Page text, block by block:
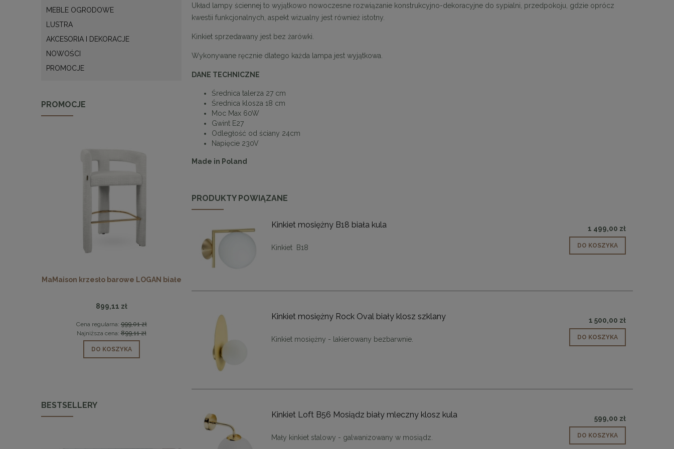
MEBLE OGRODOWE
LUSTRA
AKCESORIA I DEKORACJE
NOWOŚCI
PROMOCJE
PROMOCJE
MaMaison krzesło barowe LOGAN białe
899,11 zł
Cena regularna:999,01 zł
Najniższa cena:899,11 zł
DO KOSZYKA
Cena regularna:
BESTSELLERY
Układ lampy ściennej to wyjątkowo nowoczesne rozwiązanie konstrukcyjno-dekoracyjne do sypialni, przedpokoju, gdzie oprócz
kwestii funkcjonalnych, aspekt wizualny jest również istotny.
Kinkiet sprzedawany jest bez żarówki.
Wykonywane ręcznie dlatego każda lampa jest wyjątkowa.
DANE TECHNICZNE
Średnica talerza 27 cm
Średnica klosza 18 cm
Moc Max 60W
Gwint E27
Odległość od ściany 24cm
Napięcie 230V
Made in Poland
PRODUKTY POWIĄZANE
Kinkiet mosiężny B18 biała kula
Kinkiet B18
1 499,00 zł
DO KOSZYKA
Kinkiet mosiężny Rock Oval biały klosz szklany
Kinkiet mosiężny - lakierowany bezbarwnie.
1 500,00 zł
DO KOSZYKA
Kinkiet Loft B56 Mosiądz biały mleczny klosz kula
Mały kinkiet stalowy - galwanizowany w mosiądz.
599,00 zł
DO KOSZYKA